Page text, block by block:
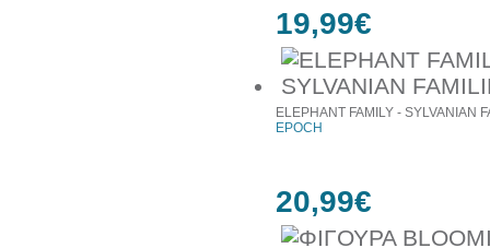
19,99€
ELEPHANT FAMILY - SYLVANIAN
EPOCH
20,99€